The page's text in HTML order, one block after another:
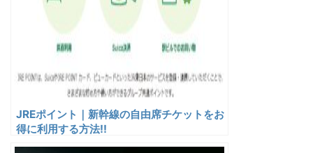
JREポイント｜新幹線の自由席チケットをお
得に利用する方法!!